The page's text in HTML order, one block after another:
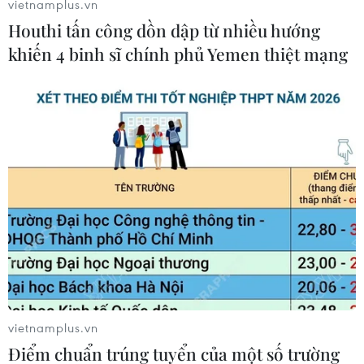
bàn thắng thứ hai cho Đức ở phút 19 và ngay từ
đầu trận đã khiến hàng thủ của Scotland gặp vô
vàn khó khăn. Anh đã tiếp tục ghi bàn trong
chiến thắng 2-0 ở vòng bảng trước Hungary và
vòng 1/8 trước Đan Mạch. Tuy nhiên, Musiala
đã không thể giúp đội tuyển Đức tránh khỏi thất
bại trước Tây Ban Nha ở Tứ kết.
Lamine Yamal (Tây Ban Nha)
Yamal là cái tên được nhắc đến nhiều nhất
trước thềm EURO 2024. Cầu thủ chạy cánh đầy
năng nổ này chỉ mới ra mắt Barcelona vào
tháng 4/2023, nhưng hơn 1 năm sau đó, anh đã
có mặt trong đội hình mạnh của Tây Ban Nha
tham dự một giải đấu quốc tế lớn.
vietnamplus.vn
Houthi tấn công dồn dập từ nhiều hướng
khiến 4 binh sĩ chính phủ Yemen thiệt mạng
vietnamplus.vn
Điểm chuẩn trúng tuyển của một số trường